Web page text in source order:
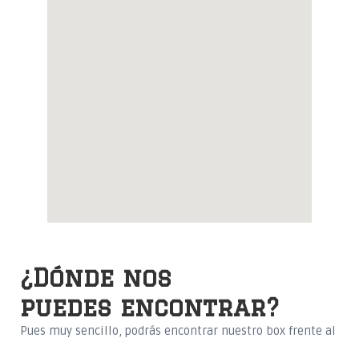
¿Dónde nos
puedes encontrar?
Pues muy sencillo, podrás encontrar nuestro box frente al